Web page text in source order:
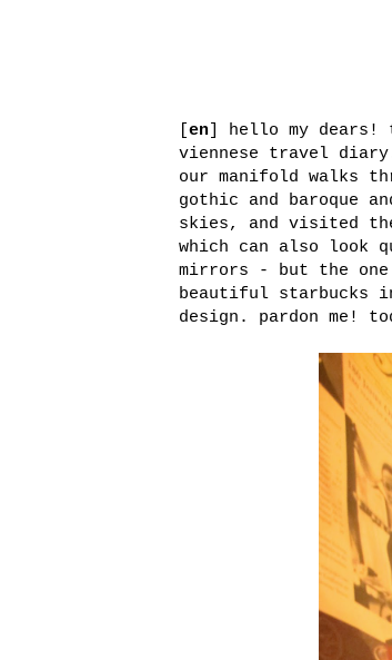
[en] hello my dears!
viennese travel
our manifold walks
gothic and baroque
skies, and visited
which can also look
mirrors - but the one
beautiful starbucks
design. pardon me!